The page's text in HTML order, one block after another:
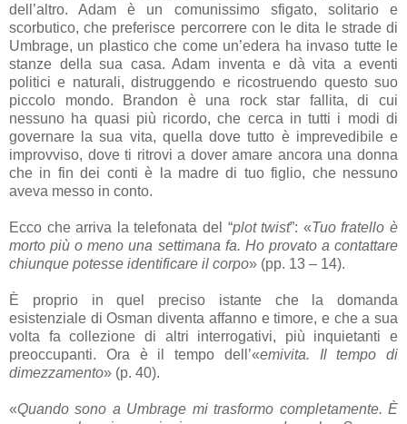
dell’altro. Adam è un comunissimo sfigato, solitario e
scorbutico, che preferisce percorrere con le dita le strade di
Umbrage, un plastico che come un’edera ha invaso tutte le
stanze della sua casa. Adam inventa e dà vita a eventi
politici e naturali, distruggendo e ricostruendo questo suo
piccolo mondo. Brandon è una rock star fallita, di cui
nessuno ha quasi più ricordo, che cerca in tutti i modi di
governare la sua vita, quella dove tutto è imprevedibile e
improvviso, dove ti ritrovi a dover amare ancora una donna
che in fin dei conti è la madre di tuo figlio, che nessuno
aveva messo in conto.
Ecco che arriva la telefonata del “plot twist”: «Tuo fratello è
morto più o meno una settimana fa. Ho provato a contattare
chiunque potesse identificare il corpo» (pp. 13 – 14).
È proprio in quel preciso istante che la domanda
esistenziale di Osman diventa affanno e timore, e che a sua
volta fa collezione di altri interrogativi, più inquietanti e
preoccupanti. Ora è il tempo dell’«emivita. Il tempo di
dimezzamento» (p. 40).
«Quando sono a Umbrage mi trasformo completamente. È